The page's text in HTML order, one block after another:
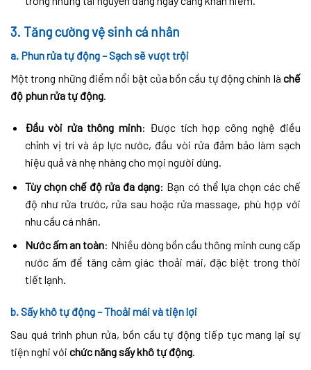
3. Tăng cường vệ sinh cá nhân
a. Phun rửa tự động – Sạch sẽ vượt trội
Một trong những điểm nổi bật của bồn cầu tự động chính là chế
độ phun rửa tự động.
Đầu vòi rửa thông minh: Được tích hợp công nghệ điều
chỉnh vị trí và áp lực nước, đầu vòi rửa đảm bảo làm sạch
hiệu quả và nhẹ nhàng cho mọi người dùng.
Tùy chọn chế độ rửa đa dạng: Bạn có thể lựa chọn các chế
độ như rửa trước, rửa sau hoặc rửa massage, phù hợp với
nhu cầu cá nhân.
Nước ấm an toàn: Nhiều dòng bồn cầu thông minh cung cấp
nước ấm để tăng cảm giác thoải mái, đặc biệt trong thời
tiết lạnh.
b. Sấy khô tự động – Thoải mái và tiện lợi
Sau quá trình phun rửa, bồn cầu tự động tiếp tục mang lại sự
tiện nghi với chức năng sấy khô tự động.